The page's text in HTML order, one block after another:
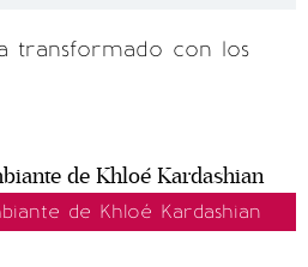
transformado con los
de Khloé Kardashian